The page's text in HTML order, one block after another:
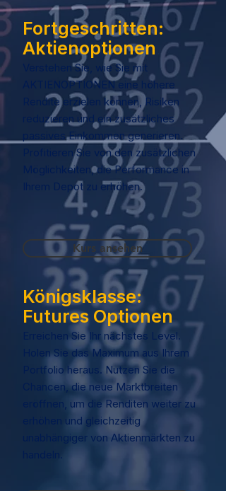
Fortgeschritten:
Aktienoptionen
Verstehen Sie, wie Sie mit
AKTIENOPTIONEN eine höhere
Rendite erzielen können, Risiken
reduzieren und ein zusätzliches
passives Einkommen generieren.
Profitieren Sie von den zusätzlichen
Möglichkeiten, die Performance in
Ihrem Depot zu erhöhen.
Kurs ansehen
Königsklasse:
Futures Optionen
Erreichen Sie Ihr nächstes Level.
Holen Sie das Maximum aus Ihrem
Portfolio heraus. Nutzen Sie die
Chancen, die neue Marktbreiten
eröffnen, um die Renditen weiter zu
erhöhen und gleichzeitig
unabhängiger von Aktienmärkten zu